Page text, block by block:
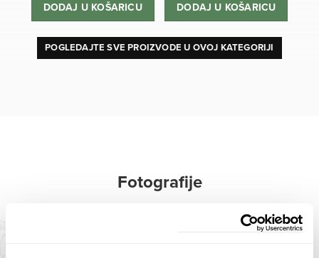
DODAJ U KOŠARICU DODAJ U KOŠARICU
POGLEDAJTE SVE PROIZVODE U OVOJ KATEGORIJI
Fotografije